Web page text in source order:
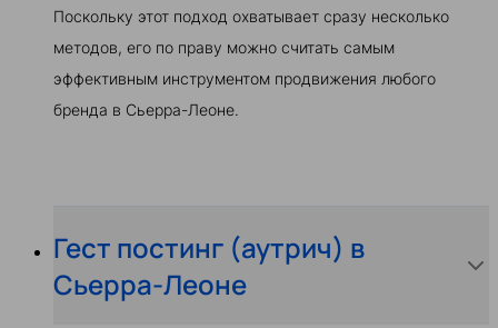
Поскольку этот подход охватывает сразу несколько
методов, его по праву можно считать самым
эффективным инструментом продвижения любого
бренда в Сьерра-Леоне.
Гест постинг (аутрич) в
Сьерра-Леоне